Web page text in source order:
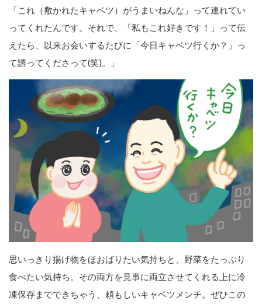
「これ（敷かれたキャベツ）がうまいねんな」って連れてい
ってくれたんです。それで、「私もこれ好きです！」って伝
えたら、以来お会いするたびに「今日キャベツ行くか？」っ
て誘ってくださって(笑)。」
思いっきり揚げ物をほおばりたい気持ちと、野菜をたっぷり
食べたい気持ち。その両方を見事に両立させてくれる上に冷
凍保存までできちゃう、頼もしいキャベツメンチ。ぜひこの